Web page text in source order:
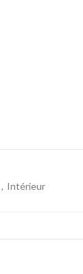
, Intérieur